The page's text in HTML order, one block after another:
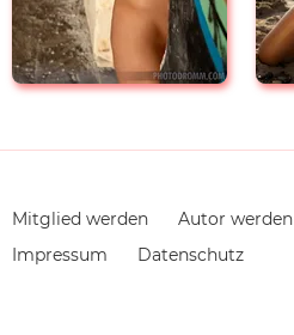
Navigation
überspringen
Mitglied werden Autor werden
Impressum
Datenschutz